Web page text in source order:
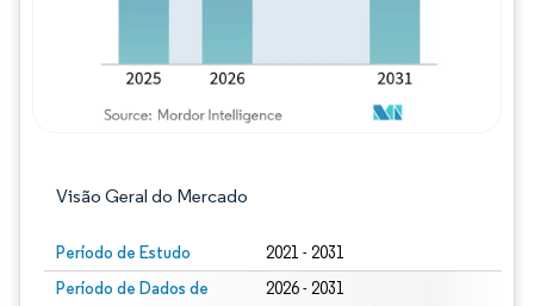
Visão Geral do Mercado
Período de Estudo 2021 - 2031
Período de Dados de
2026 - 2031